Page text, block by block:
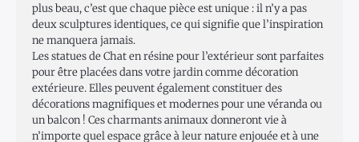
plus beau, c’est que chaque pièce est unique : il n’y a pas
deux sculptures identiques, ce qui signifie que l’inspiration
ne manquera jamais.
Les statues de Chat en résine pour l’extérieur sont parfaites
pour être placées dans votre jardin comme décoration
extérieure. Elles peuvent également constituer des
décorations magnifiques et modernes pour une véranda ou
un balcon ! Ces charmants animaux donneront vie à
n’importe quel espace grâce à leur nature enjouée et à une